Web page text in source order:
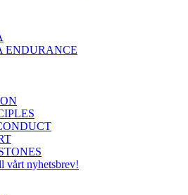
ENDURANCE
vårt nyhetsbrev!